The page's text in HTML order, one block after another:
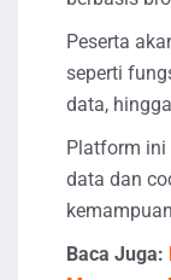
Peserta
seperti
data,
Platform ini
data dan
Baca Juga: